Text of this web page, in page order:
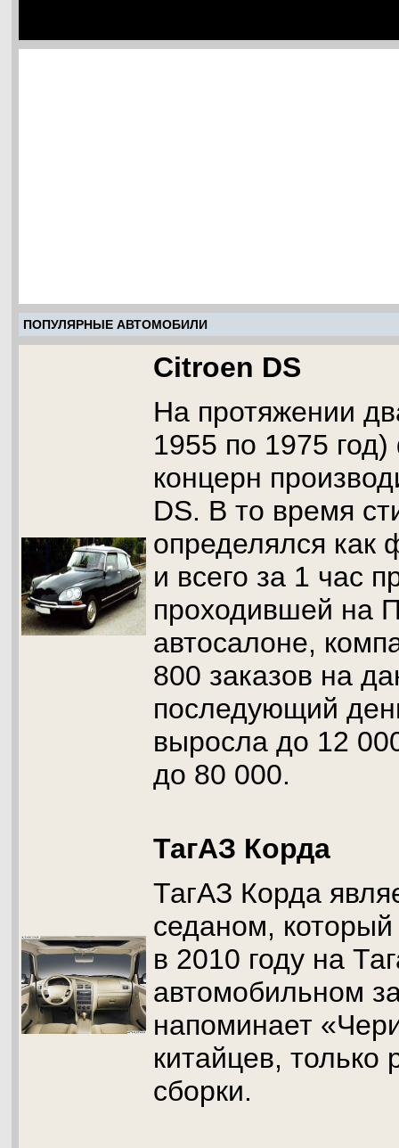
ПОПУЛЯРНЫЕ АВТОМОБИЛИ
Citroen DS
На протяжении
1955 по 1975
концерн
DS. В то время
определялся как
и всего за 1 час
проходившей на
автосалоне,
800 заказов на
последующий
выросла до 12
до 80 000.
ТагАЗ Корда
ТагАЗ Корда
седаном,
в 2010 году на
автомобильном
напоминает
китайцев, только
сборки.